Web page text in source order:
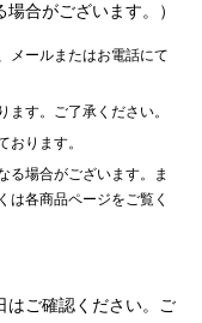
合がございます。）
メールまたはお電話にて
す。ご了承ください。
おります。
る場合がございます。ま
は各商品ページをご覧く
はご確認ください。ご